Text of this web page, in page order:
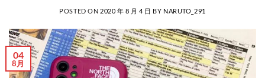
POSTED ON 2020 年 8 月 4 日 BY NARUTO_291
04
8月